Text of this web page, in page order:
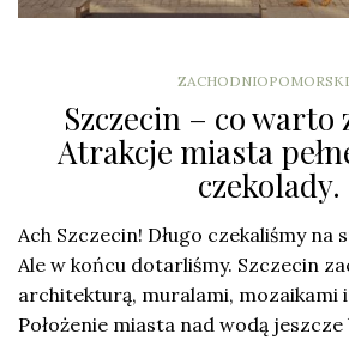
Szczecin – co warto
Atrakcje miasta
czekolady.
Ach Szczecin! Długo czekaliśmy na
Ale w końcu dotarliśmy. Szczecin
architekturą, muralami, mozaikami
Położenie miasta nad wodą